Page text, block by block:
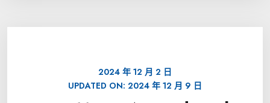
2024 年 12 月 2 日
UPDATED ON: 2024 年 12 月 9 日